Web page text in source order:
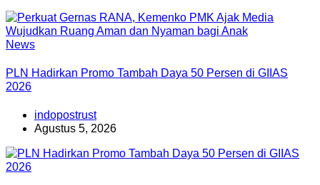
News
PLN Hadirkan Promo Tambah Daya 50 Persen di GIIAS
2026
indopostrust
Agustus 5, 2026